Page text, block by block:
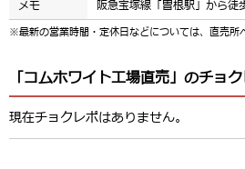
メモ 阪急宝塚線「曽根駅」から徒
※最新の営業時間・定休日などについては、直売所
「コムホワイト工場直売」のチョ
現在チョクレポはありません。